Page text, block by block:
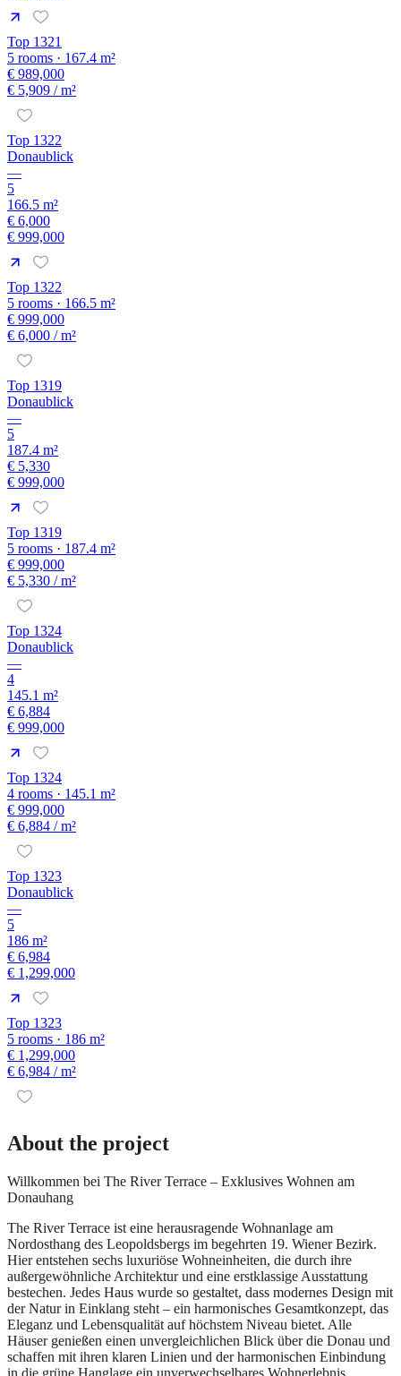
Top 1321
5 rooms · 167.4 m²
€ 989,000
€ 5,909 / m²
Top 1322
Donaublick
—
5
166.5 m²
€ 6,000
€ 999,000
Top 1322
5 rooms · 166.5 m²
€ 999,000
€ 6,000 / m²
Top 1319
Donaublick
—
5
187.4 m²
€ 5,330
€ 999,000
Top 1319
5 rooms · 187.4 m²
€ 999,000
€ 5,330 / m²
Top 1324
Donaublick
—
4
145.1 m²
€ 6,884
€ 999,000
Top 1324
4 rooms · 145.1 m²
€ 999,000
€ 6,884 / m²
Top 1323
Donaublick
—
5
186 m²
€ 6,984
€ 1,299,000
Top 1323
5 rooms · 186 m²
€ 1,299,000
€ 6,984 / m²
About the project
Willkommen bei The River Terrace – Exklusives Wohnen am
Donauhang
The River Terrace ist eine herausragende Wohnanlage am
Nordosthang des Leopoldsbergs im begehrten 19. Wiener Bezirk.
Hier entstehen sechs luxuriöse Wohneinheiten, die durch ihre
außergewöhnliche Architektur und eine erstklassige Ausstattung
bestechen. Jedes Haus wurde so gestaltet, dass modernes Design mit
der Natur in Einklang steht – ein harmonisches Gesamtkonzept, das
Eleganz und Lebensqualität auf höchstem Niveau bietet. Alle
Häuser genießen einen unvergleichlichen Blick über die Donau und
schaffen mit ihren klaren Linien und der harmonischen Einbindung
in die grüne Hanglage ein unverwechselbares Wohnerlebnis.